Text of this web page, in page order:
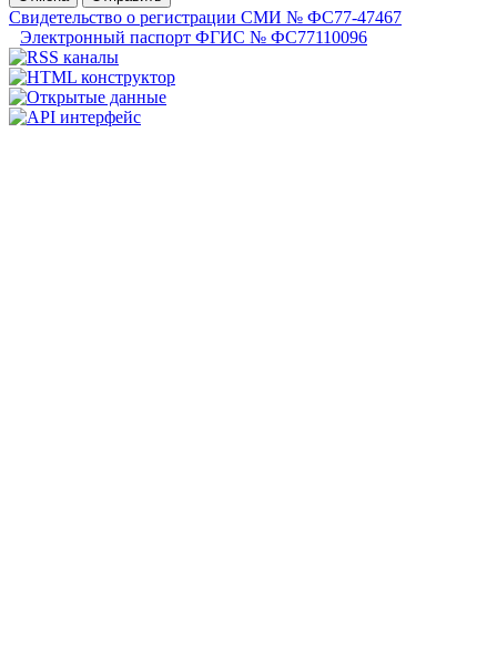
Свидетельство о регистрации СМИ № ФС77-47467
Электронный паспорт ФГИС № ФС77110096